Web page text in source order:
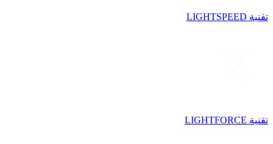
تقنية LIGHTSPEED
تقنية LIGHTFORCE